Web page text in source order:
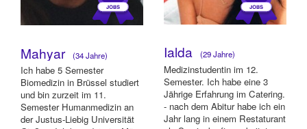
Mahyar (34 Jahre)
Ich habe 5 Semester
Biomedizin in Brüssel studiert
und bin zurzeit im 11.
Semester Humanmedizin an
der Justus-Liebig Universität
Ialda (29 Jahre)
Medizinstudentin im 12.
Semester. Ich habe eine 3
Jährige Erfahrung im Catering.
- nach dem Abitur habe ich ein
Jahr lang in einem Restaturant